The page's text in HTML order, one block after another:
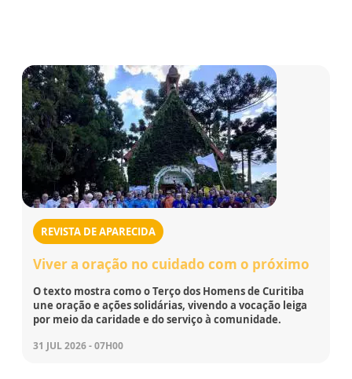
REVISTA DE APARECIDA
Viver a oração no cuidado com o próximo
O texto mostra como o Terço dos Homens de Curitiba
une oração e ações solidárias, vivendo a vocação leiga
por meio da caridade e do serviço à comunidade.
31 JUL 2026 - 07H00